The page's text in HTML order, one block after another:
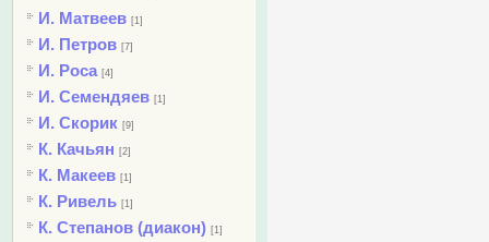
И. Матвеев [1]
И. Петров [7]
И. Роса [4]
И. Семендяев [1]
И. Скорик [9]
К. Качьян [2]
К. Макеев [1]
К. Ривель [1]
К. Степанов (диакон) [1]